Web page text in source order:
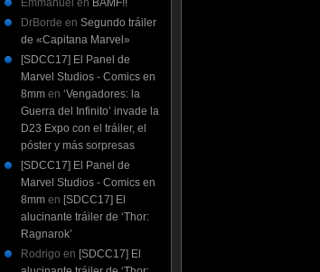
Emmanuel en BAMF!!
DrBorde en Segundo tráiler
de «Capitana Marvel»
[SDCC17] El Panel de
Marvel Studios - Comics en
8mmen ‘Vengadores: la
Guerra del Infinito’ invade la
D23 Expo con el tráiler, el
póster y más sorpresas
[SDCC17] El Panel de
Marvel Studios - Comics en
8mmen [SDCC17] El
alucinante tráiler de ‘Thor:
Ragnarok’
Rodrigo en [SDCC17] El